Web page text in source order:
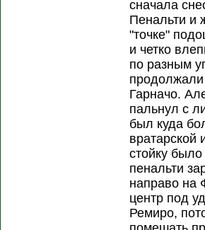
сначала
Пенальти и
"точке"
и четко
по разным
продолжали
Гарначо.
пальнул с
был куда
вратарской
стойку
пенальти
направо на
центр под
Ремиро,